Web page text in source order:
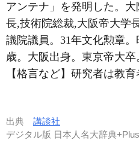
アンテナ」を発明した。
長,技術院総裁,大阪帝大学
議院議員。31年文化勲章
歳。大阪出身。東京帝大卒
【格言など】研究者は教
出典 講談社
デジタル版 日本人名大辞典